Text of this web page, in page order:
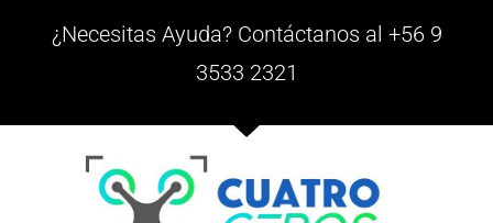
¿Necesitas Ayuda? Contáctanos al +56 9
3533 2321